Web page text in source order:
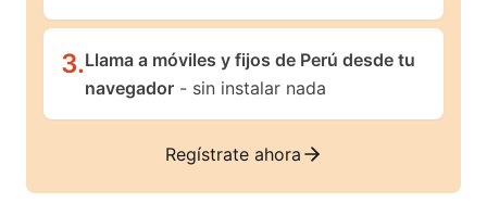
3.Llama a móviles y fijos de Perú desde tu
navegador - sin instalar nada
Regístrate ahora